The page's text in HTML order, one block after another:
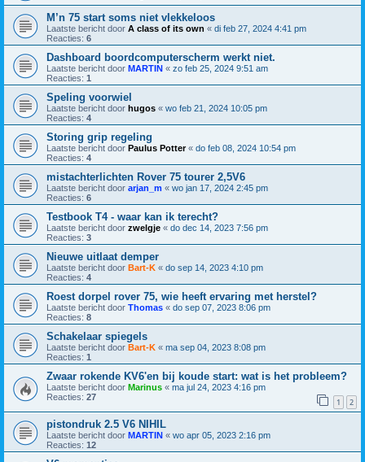
M’n 75 start soms niet vlekkeloos
Laatste bericht door A class of its own « di feb 27, 2024 4:41 pm
Reacties: 6
Dashboard boordcomputerscherm werkt niet.
Laatste bericht door MARTIN « zo feb 25, 2024 9:51 am
Reacties: 1
Speling voorwiel
Laatste bericht door hugos « wo feb 21, 2024 10:05 pm
Reacties: 4
Storing grip regeling
Laatste bericht door Paulus Potter« do feb 08, 2024 10:54 pm
Reacties: 4
mistachterlichten Rover 75 tourer 2,5V6
Laatste bericht door arjan_m « wo jan 17, 2024 2:45 pm
Reacties: 6
Testbook T4 - waar kan ik terecht?
Laatste bericht door zwelgje « do dec 14, 2023 7:56 pm
Reacties: 3
Nieuwe uitlaat demper
Laatste bericht door Bart-K « do sep 14, 2023 4:10 pm
Reacties: 4
Roest dorpel rover 75, wie heeft ervaring met herstel?
Laatste bericht door Thomas « do sep 07, 2023 8:06 pm
Reacties: 8
Schakelaar spiegels
Laatste bericht door Bart-K « ma sep 04, 2023 8:08 pm
Reacties: 1
Zwaar rokende KV6'en bij koude start: wat is het probleem?
Laatste bericht door Marinus « ma jul 24, 2023 4:16 pm
Reacties: 27 1 2
pistondruk 2.5 V6 NIHIL
Laatste bericht door MARTIN « wo apr 05, 2023 2:16 pm
Reacties: 12